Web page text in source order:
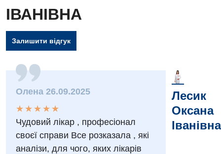
Вакансії
Інтернатура
Енциклопедія
Діагностика
Діагностичне відділення
Ендоскопічне відділення
Інструментальна діагностика
ІВАНІВНА
Залишити відгук
Олена 26.09.2025
★
★
★
★
★
★ ★ ★ ★ ★
Чудовий лікар , професіонал
своєї справи Все розказала , які
аналізи, для чого, яких лікарів
Лесик
Оксана
Іванівна